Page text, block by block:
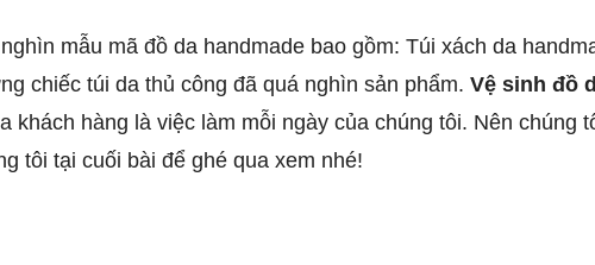
mẫu mã đồ da handmade bao gồm: Túi xách da
chiếc túi da thủ công đã quá nghìn sản phẩm. Vệ sinh đồ
khách hàng là việc làm mỗi ngày của chúng tôi. Nên chúng
tôi tại cuối bài để ghé qua xem nhé!